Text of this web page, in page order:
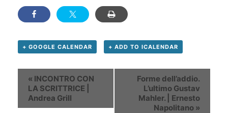
+ GOOGLE CALENDAR + ADD TO ICALENDAR
Evento
Navigation
« INCONTRO CON
LA SCRITTRICE |
Andrea Grill
Forme dell’addio.
L’ultimo Gustav
Mahler. | Ernesto
Napolitano »